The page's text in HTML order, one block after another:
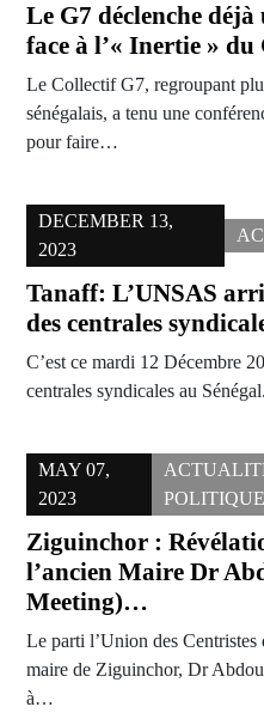
Le G7 déclenche
face à l’« Inertie »
Le Collectif G7, regroupant
sénégalais, a tenu une
pour faire…
DECEMBER 13,
2023
Tanaff: L’UNSAS
des centrales
C’est ce mardi 12 Décembre
centrales syndicales au
MAY 07,
2023
POLITIQUE
Ziguinchor :
l’ancien Maire Dr
Meeting)…
Le parti l’Union des Centristes
maire de Ziguinchor, Dr
à…